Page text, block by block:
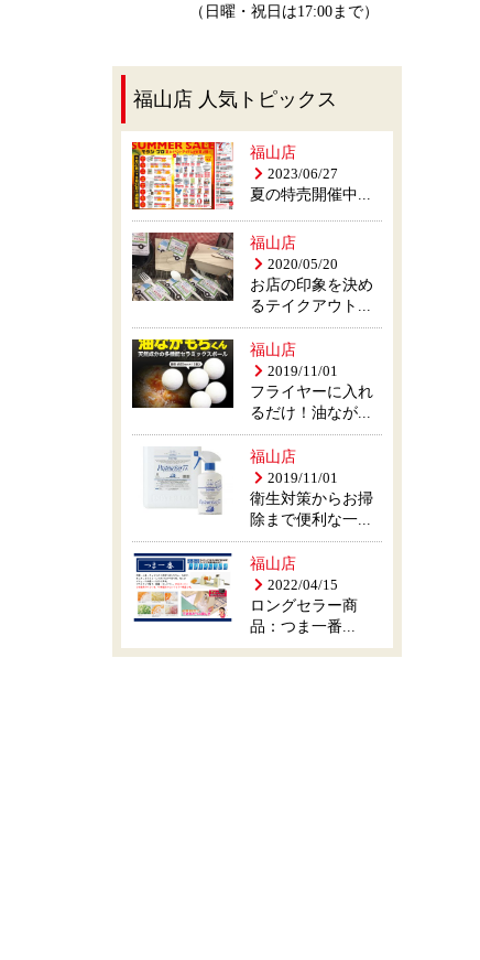
（日曜・祝日は17:00まで）
福山店 人気トピックス
福山店
2023/06/27
夏の特売開催中...
福山店
2020/05/20
お店の印象を決め
るテイクアウト...
福山店
2019/11/01
フライヤーに入れ
るだけ！油なが...
福山店
2019/11/01
衛生対策からお掃
除まで便利な一...
福山店
2022/04/15
ロングセラー商
品：つま一番...